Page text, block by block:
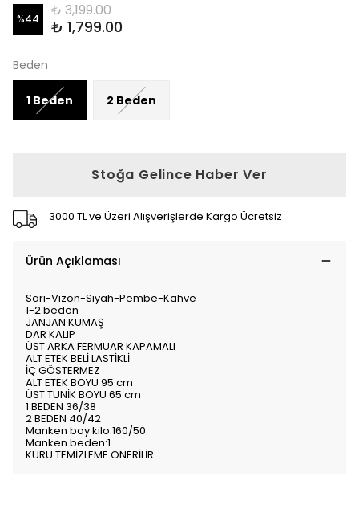
%44 ₺ 3,199.00
₺ 1,799.00
Beden
1 Beden 2 Beden
Stoğa Gelince Haber Ver
3000 TL ve Üzeri Alışverişlerde Kargo Ücretsiz
Ürün Açıklaması
Sarı-Vizon-Siyah-Pembe-Kahve
1-2 beden
JANJAN KUMAŞ
DAR KALIP
ÜST ARKA FERMUAR KAPAMALI
ALT ETEK BELİ LASTİKLİ
İÇ GÖSTERMEZ
ALT ETEK BOYU 95 cm
ÜST TUNİK BOYU 65 cm
1 BEDEN 36/38
2 BEDEN 40/42
Manken boy kilo:160/50
Manken beden:1
KURU TEMİZLEME ÖNERİLİR